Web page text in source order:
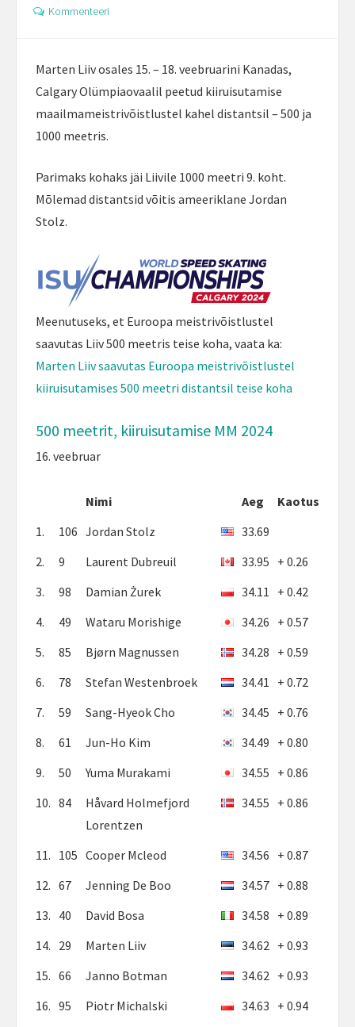
Kommenteeri
Marten Liiv osales 15. – 18. veebruarini Kanadas,
Calgary Olümpiaovaalil peetud kiiruisutamise
maailmameistrivõistlustel kahel distantsil – 500 ja
1000 meetris.
Parimaks kohaks jäi Liivile 1000 meetri 9. koht.
Mõlemad distantsid võitis ameeriklane Jordan
Stolz.
Meenutuseks, et Euroopa meistrivõistlustel
saavutas Liiv 500 meetris teise koha, vaata ka:
Marten Liiv saavutas Euroopa meistrivõistlustel
kiiruisutamises 500 meetri distantsil teise koha
500 meetrit, kiiruisutamise MM 2024
16. veebruar
Nimi Aeg
Kaotus
1.
106 Jordan Stolz
33.69
2.
9 Laurent Dubreuil 33.95 + 0.26
3.
98 Damian Żurek 34.11 + 0.42
4.
49 Wataru Morishige 34.26 + 0.57
5.
85 Bjørn Magnussen 34.28 + 0.59
6.
78 Stefan Westenbroek 34.41 + 0.72
7.
59 Sang-Hyeok Cho 34.45 + 0.76
8.
61 Jun-Ho Kim 34.49 + 0.80
9.
50 Yuma Murakami 34.55 + 0.86
10. 84
Håvard Holmefjord
Lorentzen
34.55 + 0.86
11. 105 Cooper Mcleod 34.56 + 0.87
12. 67 Jenning De Boo 34.57 + 0.88
13. 40 David Bosa 34.58 + 0.89
14. 29 Marten Liiv 34.62 + 0.93
15. 66 Janno Botman 34.62 + 0.93
16. 95 Piotr Michalski 34.63 + 0.94